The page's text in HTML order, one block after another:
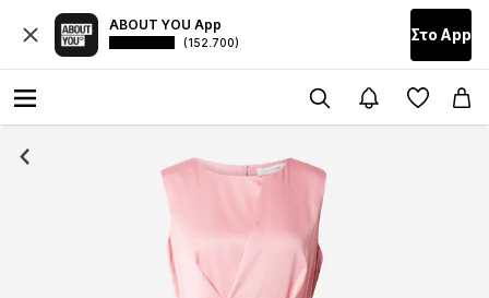
ABOUT YOU App
(152.700) Στο Αpp